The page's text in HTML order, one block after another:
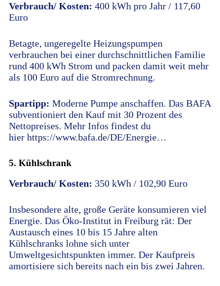
Verbrauch/ Kosten: 400 kWh pro Jahr / 117,60
Euro
Betagte, ungeregelte Heizungspumpen
verbrauchen bei einer durchschnittlichen Familie
rund 400 kWh Strom und packen damit weit mehr
als 100 Euro auf die Stromrechnung.
Spartipp: Moderne Pumpe anschaffen. Das BAFA
subventioniert den Kauf mit 30 Prozent des
Nettopreises. Mehr Infos findest du
hier https://www.bafa.de/DE/Energie…
5. Kühlschrank
Verbrauch/ Kosten: 350 kWh / 102,90 Euro
Insbesondere alte, große Geräte konsumieren viel
Energie. Das Öko-Institut in Freiburg rät: Der
Austausch eines 10 bis 15 Jahre alten
Kühlschranks lohne sich unter
Umweltgesichtspunkten immer. Der Kaufpreis
amortisiere sich bereits nach ein bis zwei Jahren.